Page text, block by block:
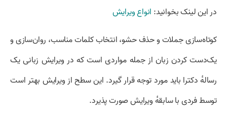
در این لینک بخوانید: انواع ویرایش
کوتاه‌سازی جملات و حذف حشو، انتخاب کلمات مناسب، روان‌سازی و
یک‌دست کردن زبان از جمله مواردی است که در ویرایش زبانی یک
رسالهٔ دکترا باید مورد توجه قرار گیرد. این سطح از ویرایش بهتر است
توسط فردی با سابقهٔ ویرایش صورت پذیرد.